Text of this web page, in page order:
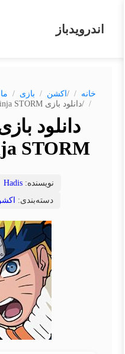
اندرویدباز
خانه /اکشن بازی
/دانلود بازی NARUTO: Ultimate Ninja STORM
STORM
نویسنده: Hadis
دسته‌بندی: